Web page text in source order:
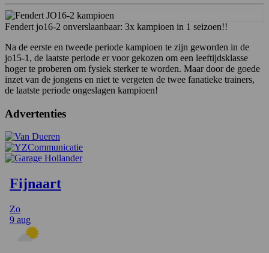
Fendert jo16-2 onverslaanbaar: 3x kampioen in 1 seizoen!!
Na de eerste en tweede periode kampioen te zijn geworden in de
jo15-1, de laatste periode er voor gekozen om een leeftijdsklasse
hoger te proberen om fysiek sterker te worden. Maar door de goede
inzet van de jongens en niet te vergeten de twee fanatieke trainers,
de laatste periode ongeslagen kampioen!
Advertenties